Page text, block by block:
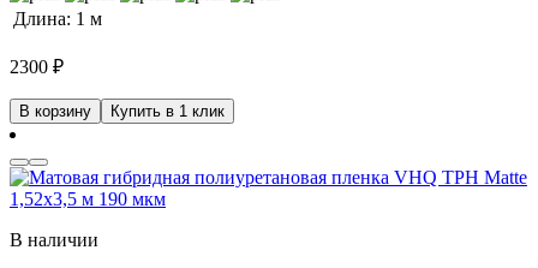
Длина: 1 м
2300 ₽
В корзину Купить в 1 клик
В наличии